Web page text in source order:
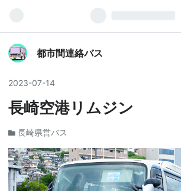
都市間連絡バス
2023-07-14
長崎空港リムジン
長崎県営バス